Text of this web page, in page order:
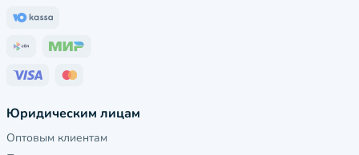
Юридическим лицам
Оптовым клиентам